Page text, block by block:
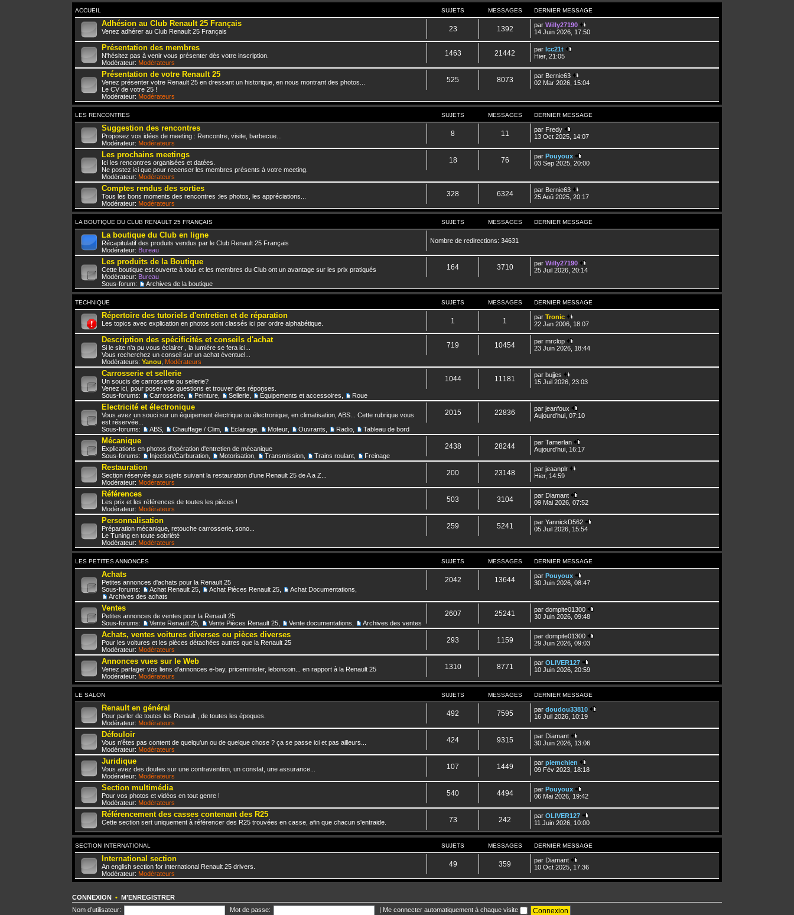
ACCUEIL SUJETS MESSAGES DERNIER MESSAGE
Adhésion au Club Renault 25 Français
Venez adhérer au Club Renault 25 Français 23 1392 parWilly27190
14 Juin 2026, 17:50
Présentation des membres
N'hésitez pas à venir vous présenter dès votre inscription.
Modérateur: Modérateurs
1463 21442 parlcc21t
Hier, 21:05
Présentation de votre Renault 25
Venez présenter votre Renault 25 en dressant un historique, en nous montrant des photos...
Le CV de votre 25 !
Modérateur: Modérateurs
525 8073 par Bernie63
02 Mar 2026, 15:04
LES RENCONTRES SUJETS MESSAGES DERNIER MESSAGE
Suggestion des rencontres
Proposez vos idées de meeting : Rencontre, visite, barbecue...
Modérateur: Modérateurs
8 11 par Fredy
13 Oct 2025, 14:07
Les prochains meetings
Ici les rencontres organisées et datées.
Ne postez ici que pour recenser les membres présents à votre meeting.
Modérateur: Modérateurs
18 76 parPouyoux
03 Sep 2025, 20:00
Comptes rendus des sorties
Tous les bons moments des rencontres :les photos, les appréciations...
Modérateur: Modérateurs
328 6324 par Bernie63
25 Aoû 2025, 20:17
LA BOUTIQUE DU CLUB RENAULT 25 FRANÇAIS SUJETS MESSAGES DERNIER MESSAGE
La boutique du Club en ligne
Récapitulatif des produits vendus par le Club Renault 25 Français
Modérateur: Bureau
Nombre de redirections: 34631
Les produits de la Boutique
Cette boutique est ouverte à tous et les membres du Club ont un avantage sur les prix pratiqués
Modérateur: Bureau
Sous-forum:
Archives de la boutique
164 3710 parWilly27190
25 Juil 2026, 20:14
TECHNIQUE SUJETS MESSAGES DERNIER MESSAGE
Répertoire des tutoriels d'entretien et de réparation
Les topics avec explication en photos sont classés ici par ordre alphabétique. 1 1 parTronic
22 Jan 2006, 18:07
Description des spécificités et conseils d'achat
Si le site n'a pu vous éclairer , la lumière se fera ici...
Vous recherchez un conseil sur un achat éventuel...
Modérateurs: Yanou Modérateurs
719 10454 parmrclop
23 Juin 2026, 18:44
Carrosserie et sellerie
Un soucis de carrosserie ou sellerie?
Venez ici, pour poser vos questions et trouver des réponses.
Sous-forums:
Carrosserie Peinture Sellerie Équipements et accessoires Roue
1044 11181 parbujjes
15 Juil 2026, 23:03
Electricité et électronique
Vous avez un souci sur un équipement électrique ou électronique, en climatisation, ABS... Cette rubrique vous
est réservée...
Sous-forums:
ABS Chauffage / Clim Eclairage Moteur Ouvrants Radio Tableau de bord
2015 22836 parjeanfoux
Aujourd’hui, 07:10
Mécanique
Explications en photos d'opération d'entretien de mécanique
Sous-forums:
Injection/Carburation Motorisation Transmission Trains roulant Freinage
2438 28244 parTamerlan
Aujourd’hui, 16:17
Restauration
Section réservée aux sujets suivant la restauration d'une Renault 25 de A a Z...
Modérateur: Modérateurs
200 23148 parjeaanplr
Hier, 14:59
Références
Les prix et les références de toutes les pièces !
Modérateur: Modérateurs
503 3104 par Diamant
09 Mai 2026, 07:52
Personnalisation
Préparation mécanique, retouche carrosserie, sono...
Le Tuning en toute sobriété
Modérateur: Modérateurs
259 5241 parYannickD562
05 Juil 2026, 15:54
LES PETITES ANNONCES SUJETS MESSAGES DERNIER MESSAGE
Achats
Petites annonces d'achats pour la Renault 25
Sous-forums:
Achat Renault 25 Achat Pièces Renault 25 Achat Documentations
Archives des achats
2042 13644 parPouyoux
30 Juin 2026, 08:47
Ventes
Petites annonces de ventes pour la Renault 25
Sous-forums:
Vente Renault 25 Vente Pièces Renault 25 Vente documentations Archives des ventes
2607 25241 pardompite01300
30 Juin 2026, 09:48
Achats, ventes voitures diverses ou pièces diverses
Pour les voitures et les pièces détachées autres que la Renault 25
Modérateur: Modérateurs
293 1159 pardompite01300
29 Juin 2026, 09:03
Annonces vues sur le Web
Venez partager vos liens d'annonces e-bay, priceminister, leboncoin... en rapport à la Renault 25
Modérateur: Modérateurs
1310 8771 parOLIVER127
10 Juin 2026, 20:59
LE SALON SUJETS MESSAGES DERNIER MESSAGE
Renault en général
Pour parler de toutes les Renault , de toutes les époques.
Modérateur: Modérateurs
492 7595 pardoudou33810
16 Juil 2026, 10:19
Défouloir
Vous n'êtes pas content de quelqu'un ou de quelque chose ? ça se passe ici et pas ailleurs...
Modérateur: Modérateurs
424 9315 par Diamant
30 Juin 2026, 13:06
Juridique
Vous avez des doutes sur une contravention, un constat, une assurance...
Modérateur: Modérateurs
107 1449 parpiemchien
09 Fév 2023, 18:18
Section multimédia
Pour vos photos et vidéos en tout genre !
Modérateur: Modérateurs
540 4494 parPouyoux
06 Mai 2026, 19:42
Référencement des casses contenant des R25
Cette section sert uniquement à référencer des R25 trouvées en casse, afin que chacun s'entraide. 73 242 parOLIVER127
11 Juin 2026, 10:00
SECTION INTERNATIONAL SUJETS MESSAGES DERNIER MESSAGE
International section
An english section for international Renault 25 drivers.
Modérateur: Modérateurs
49 359 par Diamant
10 Oct 2025, 17:36
CONNEXION • M’ENREGISTRER
Nom d’utilisateur:
Mot de passe: Me connecter automatiquement à chaque visite